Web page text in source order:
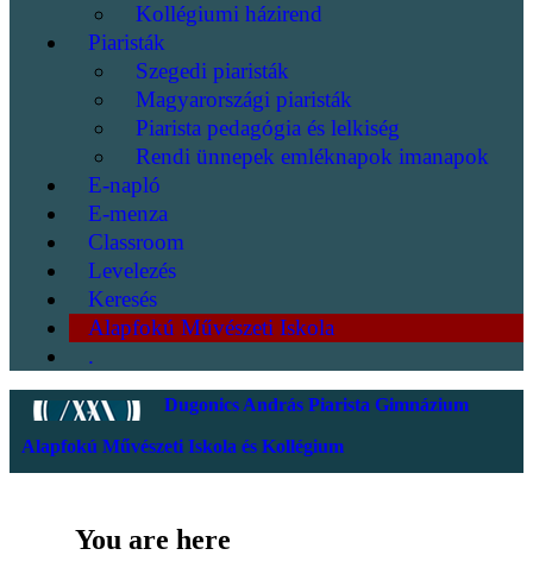
Kollégiumi házirend
Piaristák
Szegedi piaristák
Magyarországi piaristák
Piarista pedagógia és lelkiség
Rendi ünnepek emléknapok imanapok
E-napló
E-menza
Classroom
Levelezés
Keresés
Alapfokú Művészeti Iskola
.
Dugonics András Piarista Gimnázium
Alapfokú Művészeti Iskola és Kollégium
You are here